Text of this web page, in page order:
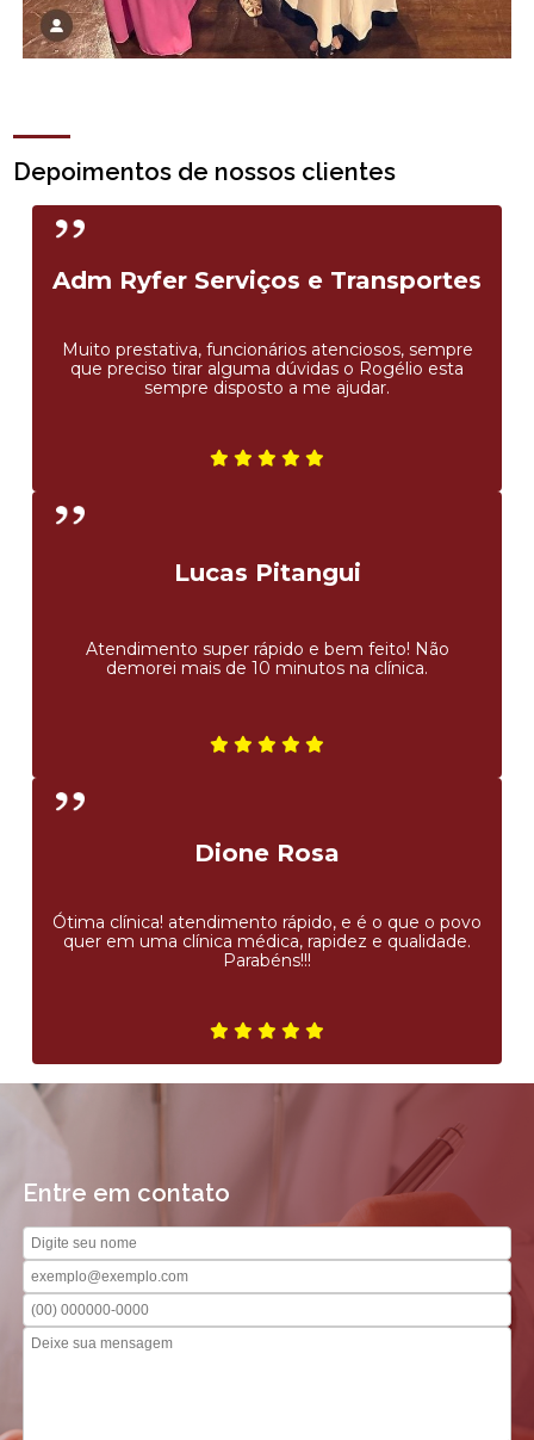
Depoimentos de nossos clientes
Adm Ryfer Serviços e Transportes
Muito prestativa, funcionários atenciosos, sempre
que preciso tirar alguma dúvidas o Rogélio esta
sempre disposto a me ajudar.
Lucas Pitangui
Atendimento super rápido e bem feito! Não
demorei mais de 10 minutos na clínica.
Dione Rosa
Ótima clínica! atendimento rápido, e é o que o povo
quer em uma clínica médica, rapidez e qualidade.
Parabéns!!!
Entre em contato